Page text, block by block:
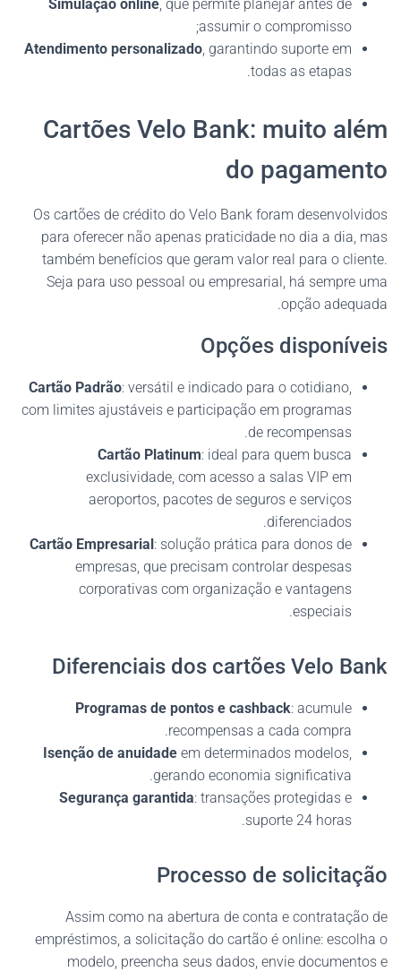
Simulação online, que permite planejar antes de
assumir o compromisso;
Atendimento personalizado, garantindo suporte em
todas as etapas.
Cartões Velo Bank: muito além
do pagamento
Os cartões de crédito do Velo Bank foram desenvolvidos
para oferecer não apenas praticidade no dia a dia, mas
também benefícios que geram valor real para o cliente.
Seja para uso pessoal ou empresarial, há sempre uma
opção adequada.
Opções disponíveis
Cartão Padrão: versátil e indicado para o cotidiano,
com limites ajustáveis e participação em programas
de recompensas.
Cartão Platinum: ideal para quem busca
exclusividade, com acesso a salas VIP em
aeroportos, pacotes de seguros e serviços
diferenciados.
Cartão Empresarial: solução prática para donos de
empresas, que precisam controlar despesas
corporativas com organização e vantagens
especiais.
Diferenciais dos cartões Velo Bank
Programas de pontos e cashback: acumule
recompensas a cada compra.
Isenção de anuidade em determinados modelos,
gerando economia significativa.
Segurança garantida: transações protegidas e
suporte 24 horas.
Processo de solicitação
Assim como na abertura de conta e contratação de
empréstimos, a solicitação do cartão é online: escolha o
modelo, preencha seus dados, envie documentos e